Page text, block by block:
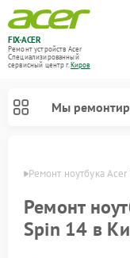
FIX-ACER
Ремонт устройств Acer
Специализированный
cервисный центр г.Киров
Мы
Ремонт ноутбука
Ремонт
Spin 14 в